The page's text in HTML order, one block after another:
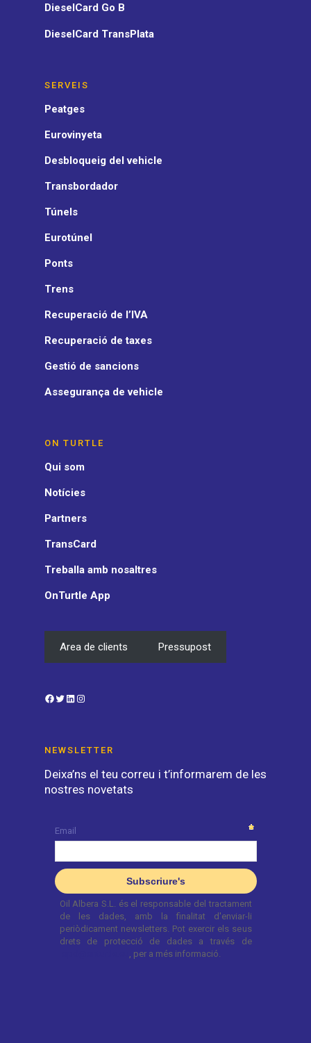
DieselCard Go B
DieselCard TransPlata
SERVEIS
Peatges
Eurovinyeta
Desbloqueig del vehicle
Transbordador
Túnels
Eurotúnel
Ponts
Trens
Recuperació de l’IVA
Recuperació de taxes
Gestió de sancions
Assegurança de vehicle
ON TURTLE
Qui som
Notícies
Partners
TransCard
Treballa amb nosaltres
OnTurtle App
Area de clients Pressupost
Facebook
TwitterLinkedIn
NEWSLETTER
Deixa’ns el teu correu i t’informarem de les
nostres novetats